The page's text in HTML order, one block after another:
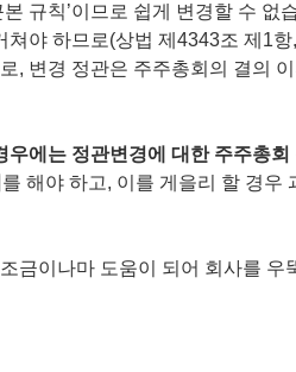
규칙’이므로 쉽게 변경할 수 없
야 하므로(상법 제4343조 제1
, 변경 정관은 주주총회의 결의
우에는 정관변경에 대한 주주총회
를 해야 하고, 이를 게을리 할 경우
금이나마 도움이 되어 회사를 우